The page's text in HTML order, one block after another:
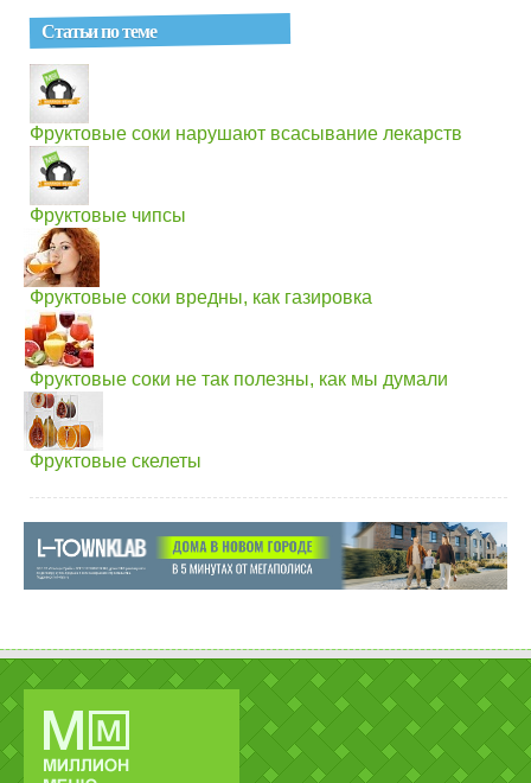
Статьи по теме
Фруктовые соки нарушают всасывание лекарств
Фруктовые чипсы
Фруктовые соки вредны, как газировка
Фруктовые соки не так полезны, как мы думали
Фруктовые скелеты